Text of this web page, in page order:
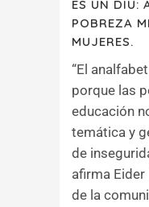
ES UN DIU:
POBREZA
MUJERES.
“El
porque las
educación
temática y
de
afirma
de la